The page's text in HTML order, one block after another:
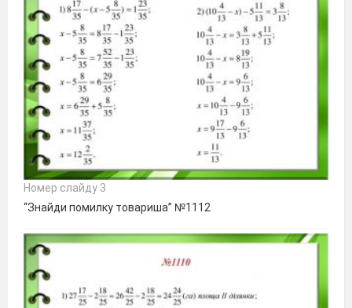
Номер слайду 3
“Знайди помилку товариша” №1112